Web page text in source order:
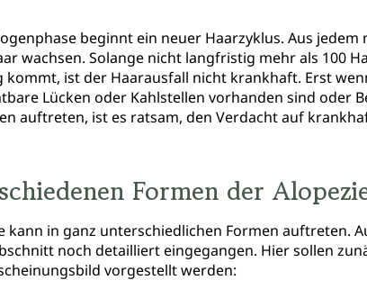
beginnt ein neuer Haarzyklus. Aus
wachsen. Solange nicht langfristig mehr als 100
kommt, ist der Haarausfall nicht krankhaft. Erst
Lücken oder Kahlstellen vorhanden sind oder
auftreten, ist es ratsam, den Verdacht auf
Formen der
kann in ganz unterschiedlichen Formen auftreten.
noch detailliert eingegangen. Hier sollen
vorgestellt werden: